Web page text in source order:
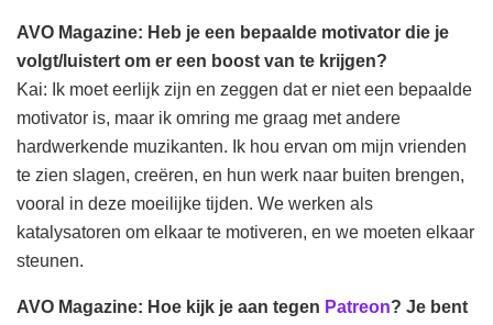
AVO Magazine: Heb je een bepaalde motivator die je
volgt/luistert om er een boost van te krijgen?
Kai: Ik moet eerlijk zijn en zeggen dat er niet een bepaalde
motivator is, maar ik omring me graag met andere
hardwerkende muzikanten. Ik hou ervan om mijn vrienden
te zien slagen, creëren, en hun werk naar buiten brengen,
vooral in deze moeilijke tijden. We werken als
katalysatoren om elkaar te motiveren, en we moeten elkaar
steunen.
AVO Magazine: Hoe kijk je aan tegen Patreon? Je bent